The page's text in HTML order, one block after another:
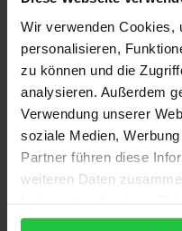
Wir verwenden Cookies,
personalisieren,
zu können und die
analysieren. Außerdem
Verwendung unserer
soziale Medien,
Partner führen diese
weiteren Daten
gesammelt haben.
1
ISBN
978-3-7890-2199-2
Untertitel
Band 7
Erscheinungsdatum